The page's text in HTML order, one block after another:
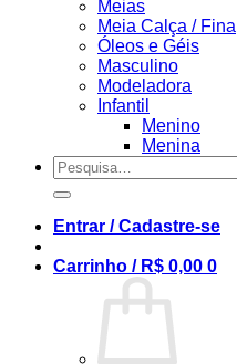
Meias
Meia Calça / Fina
Óleos e Géis
Masculino
Modeladora
Infantil
Menino
Menina
Pesquisar
por:
Entrar / Cadastre-se
Carrinho / R$ 0,00 0